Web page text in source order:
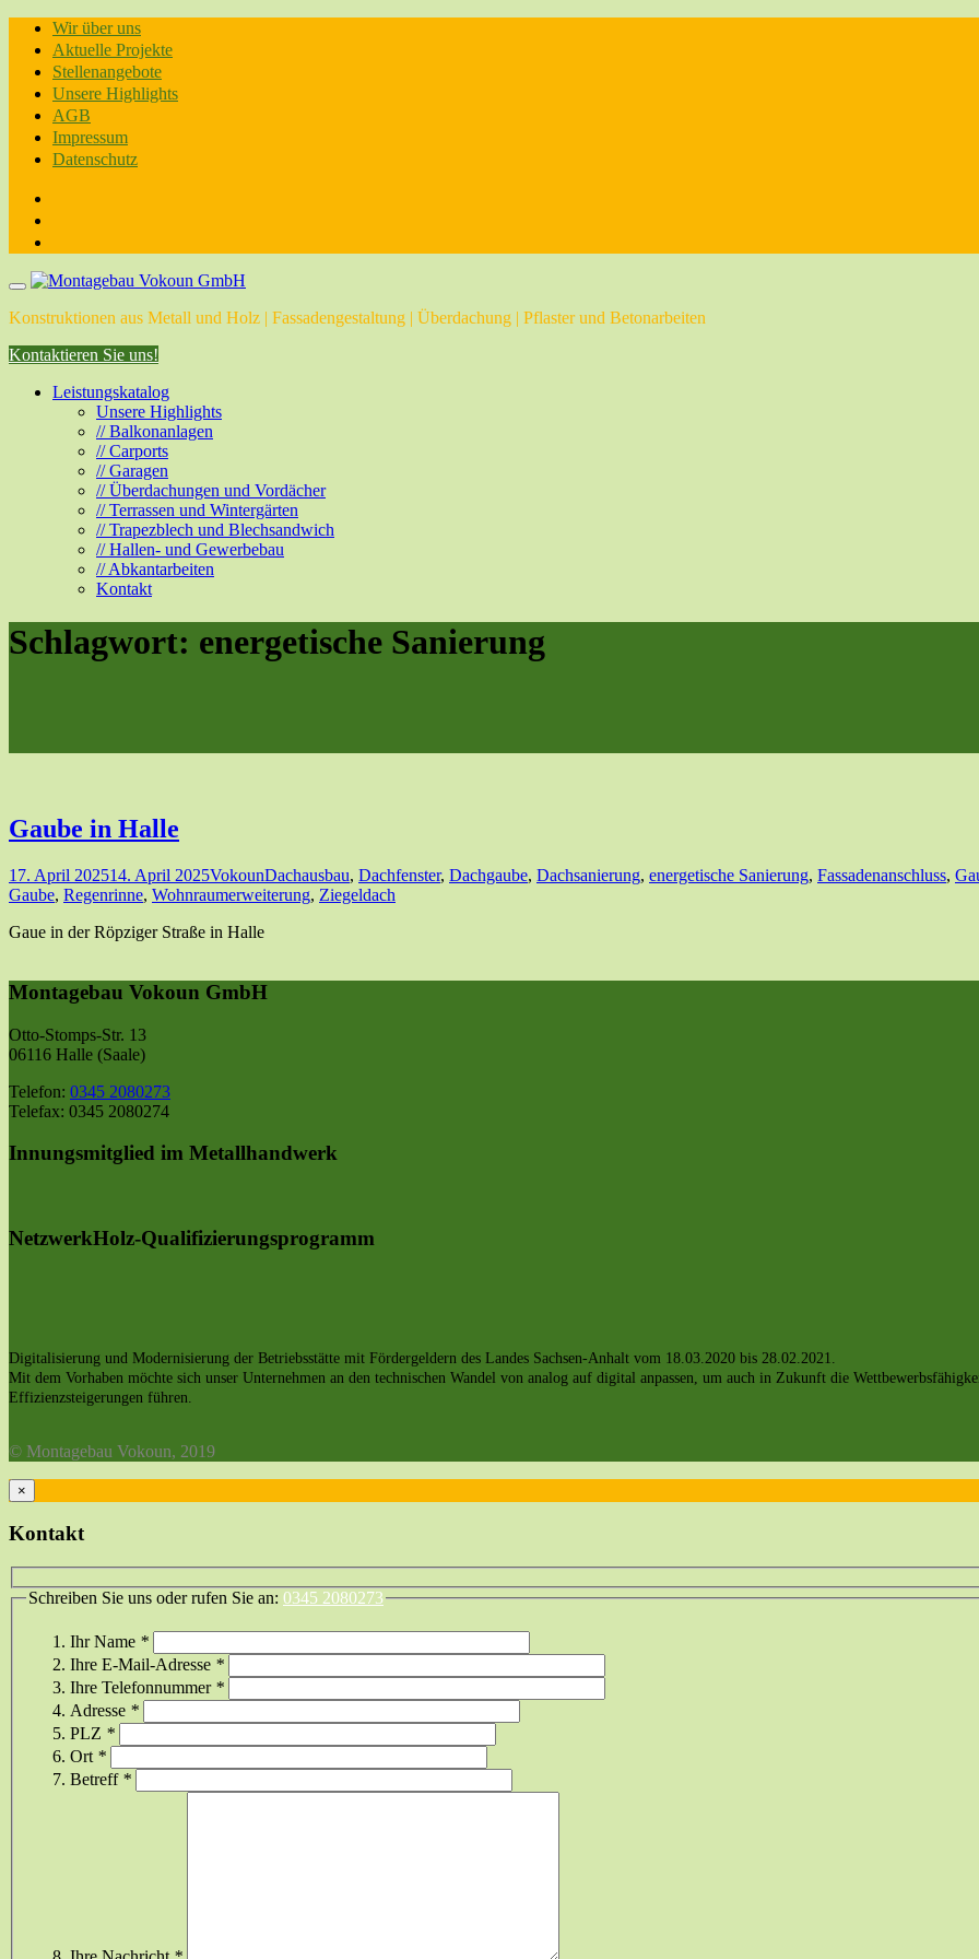
Skip
content
Wir über uns
Aktuelle Projekte
Stellenangebote
Unsere Highlights
AGB
Impressum
Datenschutz
Konstruktionen aus Metall und Holz | Fassadengestaltung | Überdachung | Pflaster und Betonarbeiten
Kontaktieren Sie uns!
Leistungskatalog
Unsere Highlights
// Balkonanlagen
// Carports
// Garagen
// Überdachungen und Vordächer
// Terrassen und Wintergärten
// Trapezblech und Blechsandwich
// Hallen- und Gewerbebau
// Abkantarbeiten
Kontakt
Schlagwort: energetische Sanierung
Gaube in Halle
17. April 202514. April 2025VokounDachausbau, Dachfenster, Dachgaube, Dachsanierung, energetische Sanierung, Fassadenanschluss,
Gaube, Regenrinne, Wohnraumerweiterung, Ziegeldach
Gaue in der Röpziger Straße in Halle
Montagebau Vokoun GmbH
Otto-Stomps-Str. 13
06116 Halle (Saale)
Telefon: 0345 2080273
Telefax: 0345 2080274
Innungsmitglied im Metallhandwerk
NetzwerkHolz-Qualifizierungsprogramm
Digitalisierung und Modernisierung der Betriebsstätte mit Fördergeldern des Landes Sachsen-Anhalt vom 18.03.2020 bis 28.02.2021.
Mit dem Vorhaben möchte sich unser Unternehmen an den technischen Wandel von analog auf digital anpassen, um auch in Zukunft die
Effizienzsteigerungen führen.
© Montagebau Vokoun, 2019
×
Kontakt
Schreiben Sie uns oder rufen Sie an: 0345 2080273
Ihr Name *
Ihre E-Mail-Adresse *
Ihre Telefonnummer *
Adresse *
PLZ *
Ort *
Betreff *